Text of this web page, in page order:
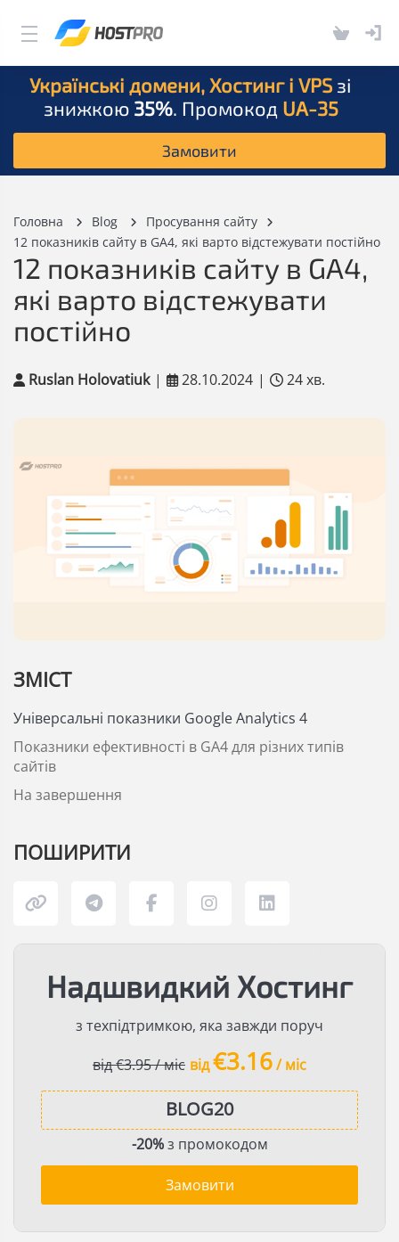
Українські домени, Хостинг і VPS зі
знижкою 35%. Промокод UA-35
Замовити
Головна Blog
Просування сайту
12 показників сайту в GA4, які варто відстежувати постійно
12 показників сайту в GA4,
які варто відстежувати
постійно
Ruslan Holovatiuk | 28.10.2024 | 24 хв.
ЗМІСТ
Універсальні показники Google Analytics 4
Показники ефективності в GA4 для різних типів
сайтів
На завершення
ПОШИРИТИ
Надшвидкий Хостинг
з техпідтримкою, яка завжди поруч
від €3.95 / міс від€3.16/ міс
-20%з промокодом
Замовити